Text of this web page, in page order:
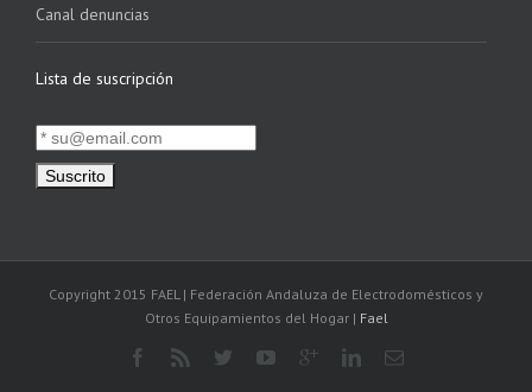
Canal denuncias
Lista de suscripción
Copyright 2015 FAEL | Federación Andaluza de Electrodomésticos y
Otros Equipamientos del Hogar | Fael